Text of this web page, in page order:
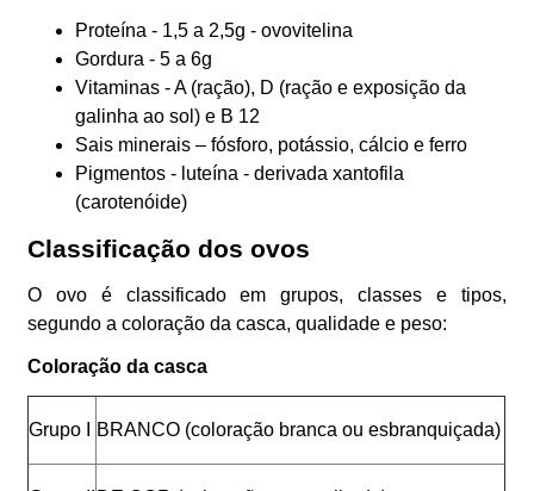
Proteína - 1,5 a 2,5g - ovovitelina
Gordura - 5 a 6g
Vitaminas - A (ração), D (ração e exposição da
galinha ao sol) e B 12
Sais minerais – fósforo, potássio, cálcio e ferro
Pigmentos - luteína - derivada xantofila
(carotenóide)
Classificação dos ovos
O ovo é classificado em grupos, classes e tipos,
segundo a coloração da casca, qualidade e peso:
Coloração da casca
Grupo I BRANCO (coloração branca ou esbranquiçada)